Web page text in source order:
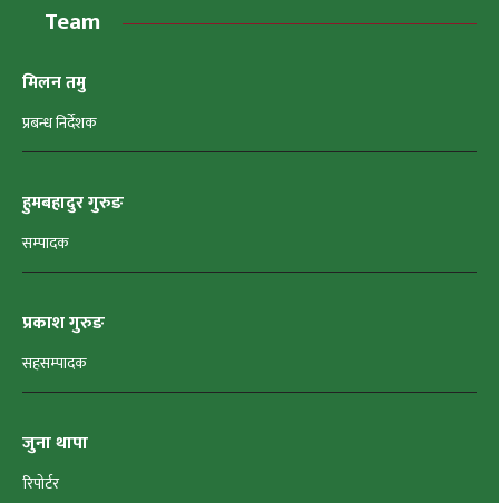
Team
मिलन तमु
प्रबन्ध निर्देशक
हुमबहादुर गुरुङ
सम्पादक
प्रकाश गुरुङ
सहसम्पादक
जुना थापा
रिपोर्टर